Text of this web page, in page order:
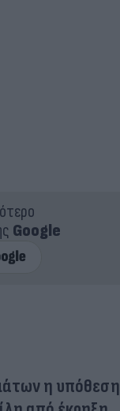
Google
η υπόθεση